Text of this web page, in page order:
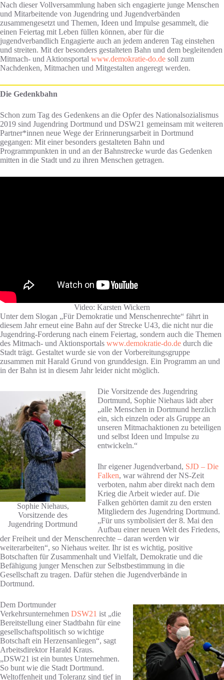
Nach dieser Vollversammlung haben sich engagierte junge Menschen
und Mitarbeitende von Jugendring und Jugendverbänden
zusammengesetzt und Themen, Ideen und Impulse gesammelt, die
einen Feiertag mit Leben füllen können, aber für die
jugendverbandlich Engagierte auch an jedem anderen Tag einstehen
und streiten. Mit der besonders gestalteten Bahn und dem begleitenden
Mitmach- und Aktionsportal www.demokratie-do.de soll zum
Nachdenken, Mitmachen und Mitgestalten angeregt werden.
Die Gedenkbahn
Schon zum Tag des Gedenkens an die Opfer des Nationalsozialismus
2019 sind Jugendring Dortmund und DSW21 gemeinsam mit weiteren
Partner*innen neue Wege der Erinnerungsarbeit in Dortmund
gegangen: Mit einer besonders gestalteten Bahn und
Programmpunkten in und an der Bahnstrecke wurde das Gedenken
mitten in die Stadt und zu ihren Menschen getragen.
Video: Karsten Wickern
Unter dem Slogan „Für Demokratie und Menschenrechte“ fährt in
diesem Jahr erneut eine Bahn auf der Strecke U43, die nicht nur die
Jugendring-Forderung nach einem Feiertag, sondern auch die Themen
des Mitmach- und Aktionsportals www.demokratie-do.de durch die
Stadt trägt. Gestaltet wurde sie von der Vorbereitungsgruppe
zusammen mit Harald Grund von grunddesign. Ein Programm an und
in der Bahn ist in diesem Jahr leider nicht möglich.
Sophie Niehaus,
Vorsitzende des
Jugendring Dortmund
Die Vorsitzende des Jugendring
Dortmund, Sophie Niehaus lädt aber
„alle Menschen in Dortmund herzlich
ein, sich einzeln oder als Gruppe an
unseren Mitmachaktionen zu beteiligen
und selbst Ideen und Impulse zu
entwickeln.“
Ihr eigener Jugendverband, SJD – Die
Falken, war während der NS-Zeit
verboten, nahm aber direkt nach dem
Krieg die Arbeit wieder auf. Die
Falken gehörten damit zu den ersten
Mitgliedern des Jugendring Dortmund.
„Für uns symbolisiert der 8. Mai den
Aufbau einer neuen Welt des Friedens,
der Freiheit und der Menschenrechte – daran werden wir
weiterarbeiten“, so Niehaus weiter. Ihr ist es wichtig, positive
Botschaften für Zusammenhalt und Vielfalt, Demokratie und die
Befähigung junger Menschen zur Selbstbestimmung in die
Gesellschaft zu tragen. Dafür stehen die Jugendverbände in
Dortmund.
Dem Dortmunder
Verkehrsunternehmen DSW21 ist „die
Bereitstellung einer Stadtbahn für eine
gesellschaftspolitisch so wichtige
Botschaft ein Herzensanliegen“, sagt
Arbeitsdirektor Harald Kraus.
„DSW21 ist ein buntes Unternehmen.
So bunt wie die Stadt Dortmund.
Weltoffenheit und Toleranz sind tief in